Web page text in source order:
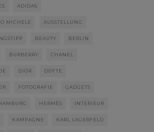
ADIDAS
MICHELE AUSSTELLUNG
BEAUTY BERLIN
BURBERRY CHANEL
DIOR DÜFTE
FOTOGRAFIE GADGETS
HERMÈS INTERIEUR
KAMPAGNE KARL LAGERFELD